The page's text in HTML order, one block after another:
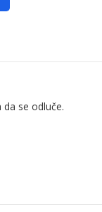
se odluče.